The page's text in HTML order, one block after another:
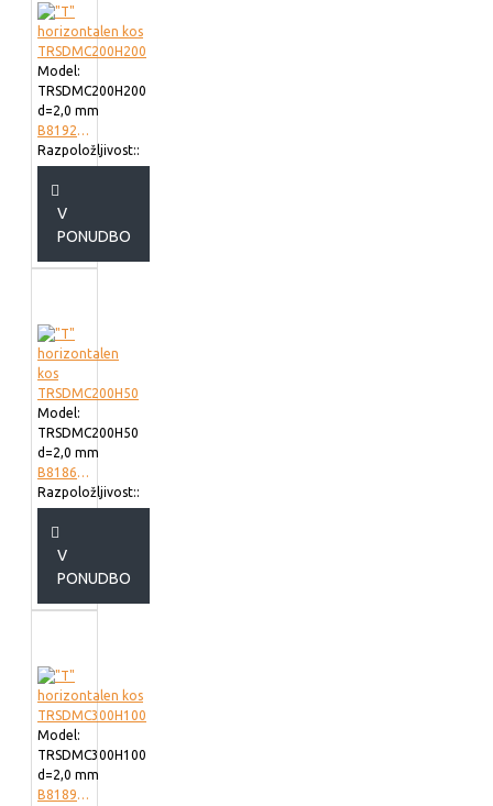
Model:
TRSDMC200H200
d=2,0 mm
B819220
Razpoložljivost::
V
PONUDBO
Model:
TRSDMC200H50
d=2,0 mm
B818620
Razpoložljivost::
V
PONUDBO
Model:
TRSDMC300H100
d=2,0 mm
B818930